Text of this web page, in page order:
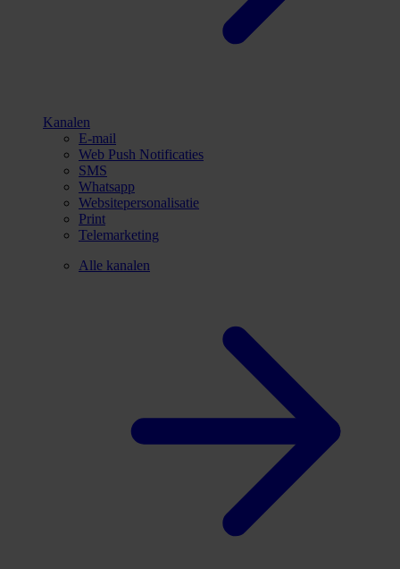
Kanalen
E-mail
Web Push Notificaties
SMS
Whatsapp
Websitepersonalisatie
Print
Telemarketing
Alle kanalen